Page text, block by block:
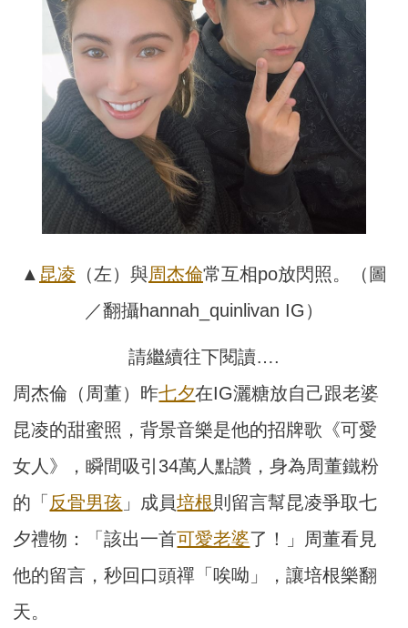
▲ 昆凌 （左）與周杰倫常互相po放閃照。（圖
／翻攝hannah_quinlivan IG）
請繼續往下閱讀….
周杰倫（周董）昨七夕在IG灑糖放自己跟老婆
昆凌的甜蜜照，背景音樂是他的招牌歌《可愛
女人》，瞬間吸引34萬人點讚，身為周董鐵粉
的「 反骨男孩 」成員培根則留言幫昆凌爭取七
夕禮物：「該出一首可愛老婆了！」周董看見
他的留言，秒回口頭禪「唉呦」，讓培根樂翻
天。